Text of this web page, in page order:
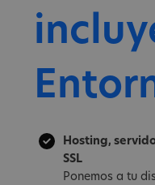
Hosting,
SSL
Ponemos a tu